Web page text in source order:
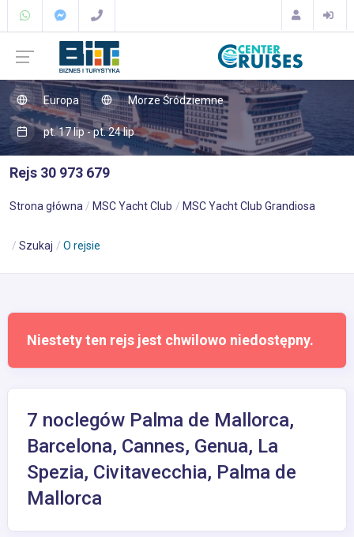
Europa Morze Śródziemne
pt. 17 lip - pt. 24 lip
Rejs 30 973 679
Strona główna MSC Yacht Club MSC Yacht Club Grandiosa
Szukaj O rejsie
Niestety ten rejs jest chwilowo niedostępny.
7 noclegów Palma de Mallorca,
Barcelona, Cannes, Genua, La
Spezia, Civitavecchia, Palma de
Mallorca